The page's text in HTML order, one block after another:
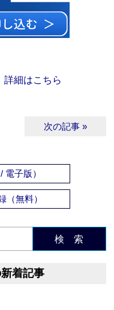
細はこちら
次の記事 »
子版）
（無料）
検 索
着記事